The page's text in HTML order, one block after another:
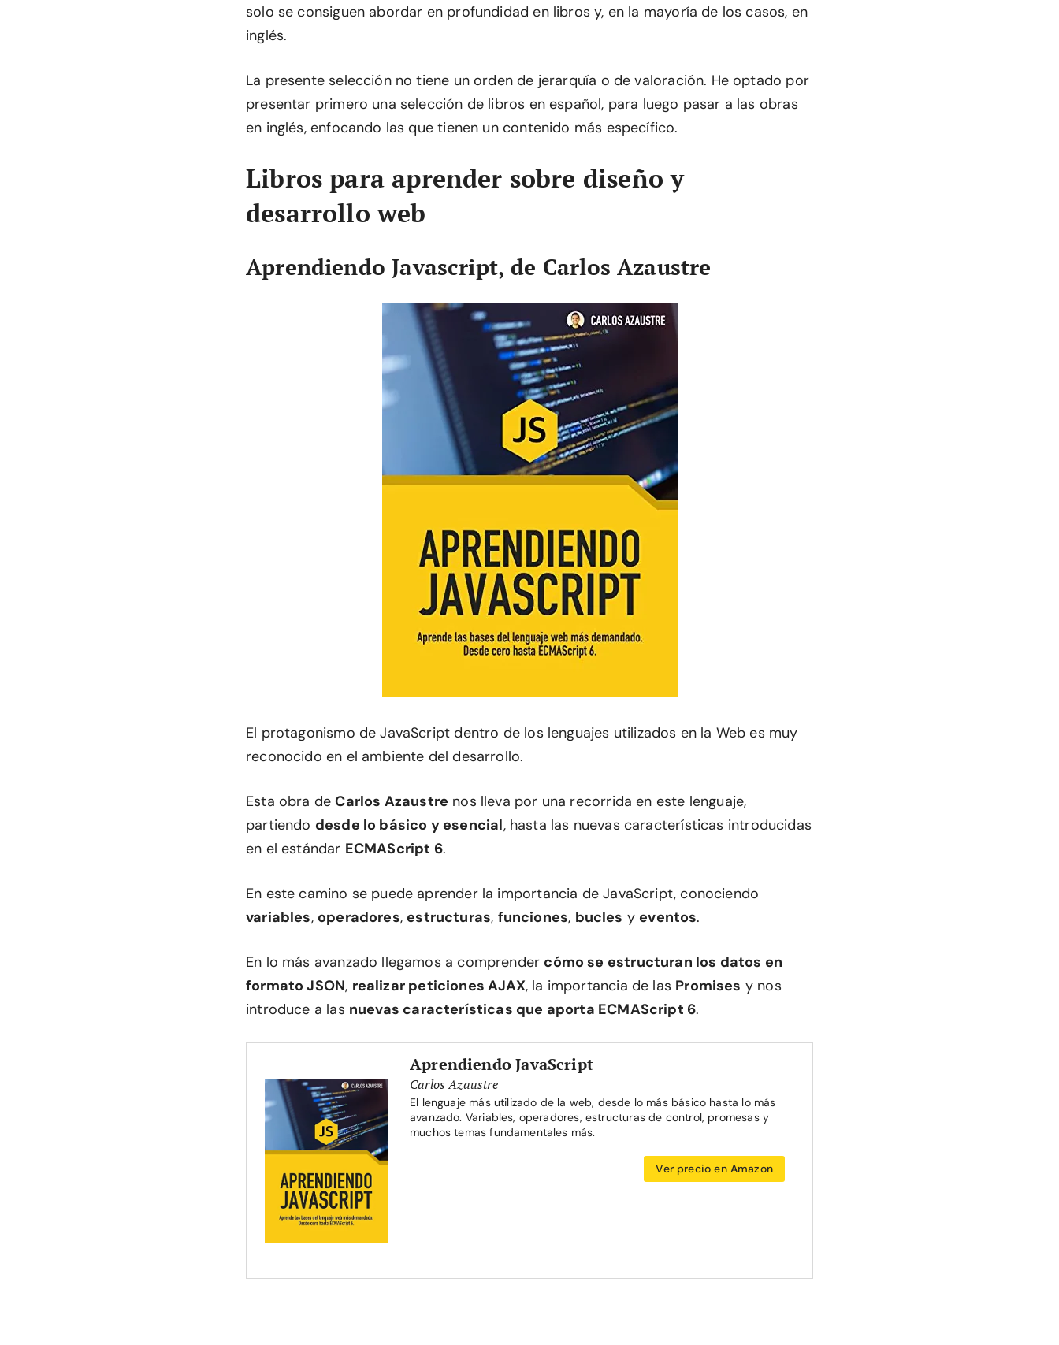
solo se consiguen abordar en profundidad en libros y, en la mayoría de los casos, en
inglés.
La presente selección no tiene un orden de jerarquía o de valoración. He optado por
presentar primero una selección de libros en español, para luego pasar a las obras
en inglés, enfocando las que tienen un contenido más específico.
Libros para aprender sobre diseño y
desarrollo web
Aprendiendo Javascript, de Carlos Azaustre
El protagonismo de JavaScript dentro de los lenguajes utilizados en la Web es muy
reconocido en el ambiente del desarrollo.
Esta obra deCarlos Azaustre nos lleva por una recorrida en este lenguaje,
partiendo desde lo básico y esencial, hasta las nuevas características introducidas
en el estándar ECMAScript 6.
En este camino se puede aprender la importancia de JavaScript, conociendo
variables, operadores, estructuras, funciones, bucles y eventos.
En lo más avanzado llegamos a comprender cómo se estructuran los datos en
formato JSON, realizar peticiones AJAX, la importancia de las Promises y nos
introduce a las nuevas características que aporta ECMAScript 6.
Aprendiendo JavaScript
Carlos Azaustre
El lenguaje más utilizado de la web, desde lo más básico hasta lo más
avanzado. Variables, operadores, estructuras de control, promesas y
muchos temas fundamentales más.
Ver precio en Amazon